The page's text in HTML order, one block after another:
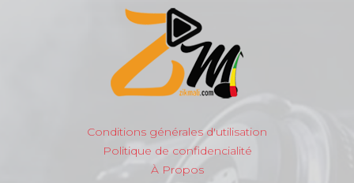
Conditions générales d'utilisation
Politique de confidencialité
À Propos